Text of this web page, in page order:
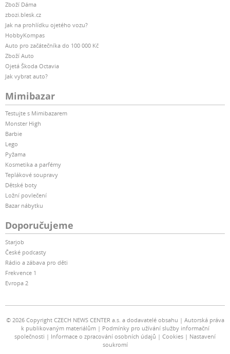
Zboží Dáma
zbozi.blesk.cz
Jak na prohlídku ojetého vozu?
HobbyKompas
Auto pro začátečníka do 100 000 Kč
Zboží Auto
Ojetá Škoda Octavia
Jak vybrat auto?
Mimibazar
Testujte s Mimibazarem
Monster High
Barbie
Lego
Pyžama
Kosmetika a parfémy
Teplákové soupravy
Dětské boty
Ložní povlečení
Bazar nábytku
Doporučujeme
Starjob
České podcasty
Rádio a zábava pro děti
Frekvence 1
Evropa 2
© 2026 Copyright CZECH NEWS CENTER a.s. a dodavatelé obsahu
Autorská práva
k publikovaným materiálům
Podmínky pro užívání služby informační
společnosti
Informace o zpracování osobních údajů Cookies
Nastavení
soukromí